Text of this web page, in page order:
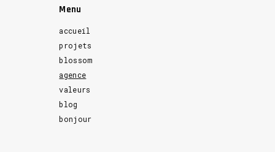
Menu
accueil
projets
blossom
agence
valeurs
blog
bonjour